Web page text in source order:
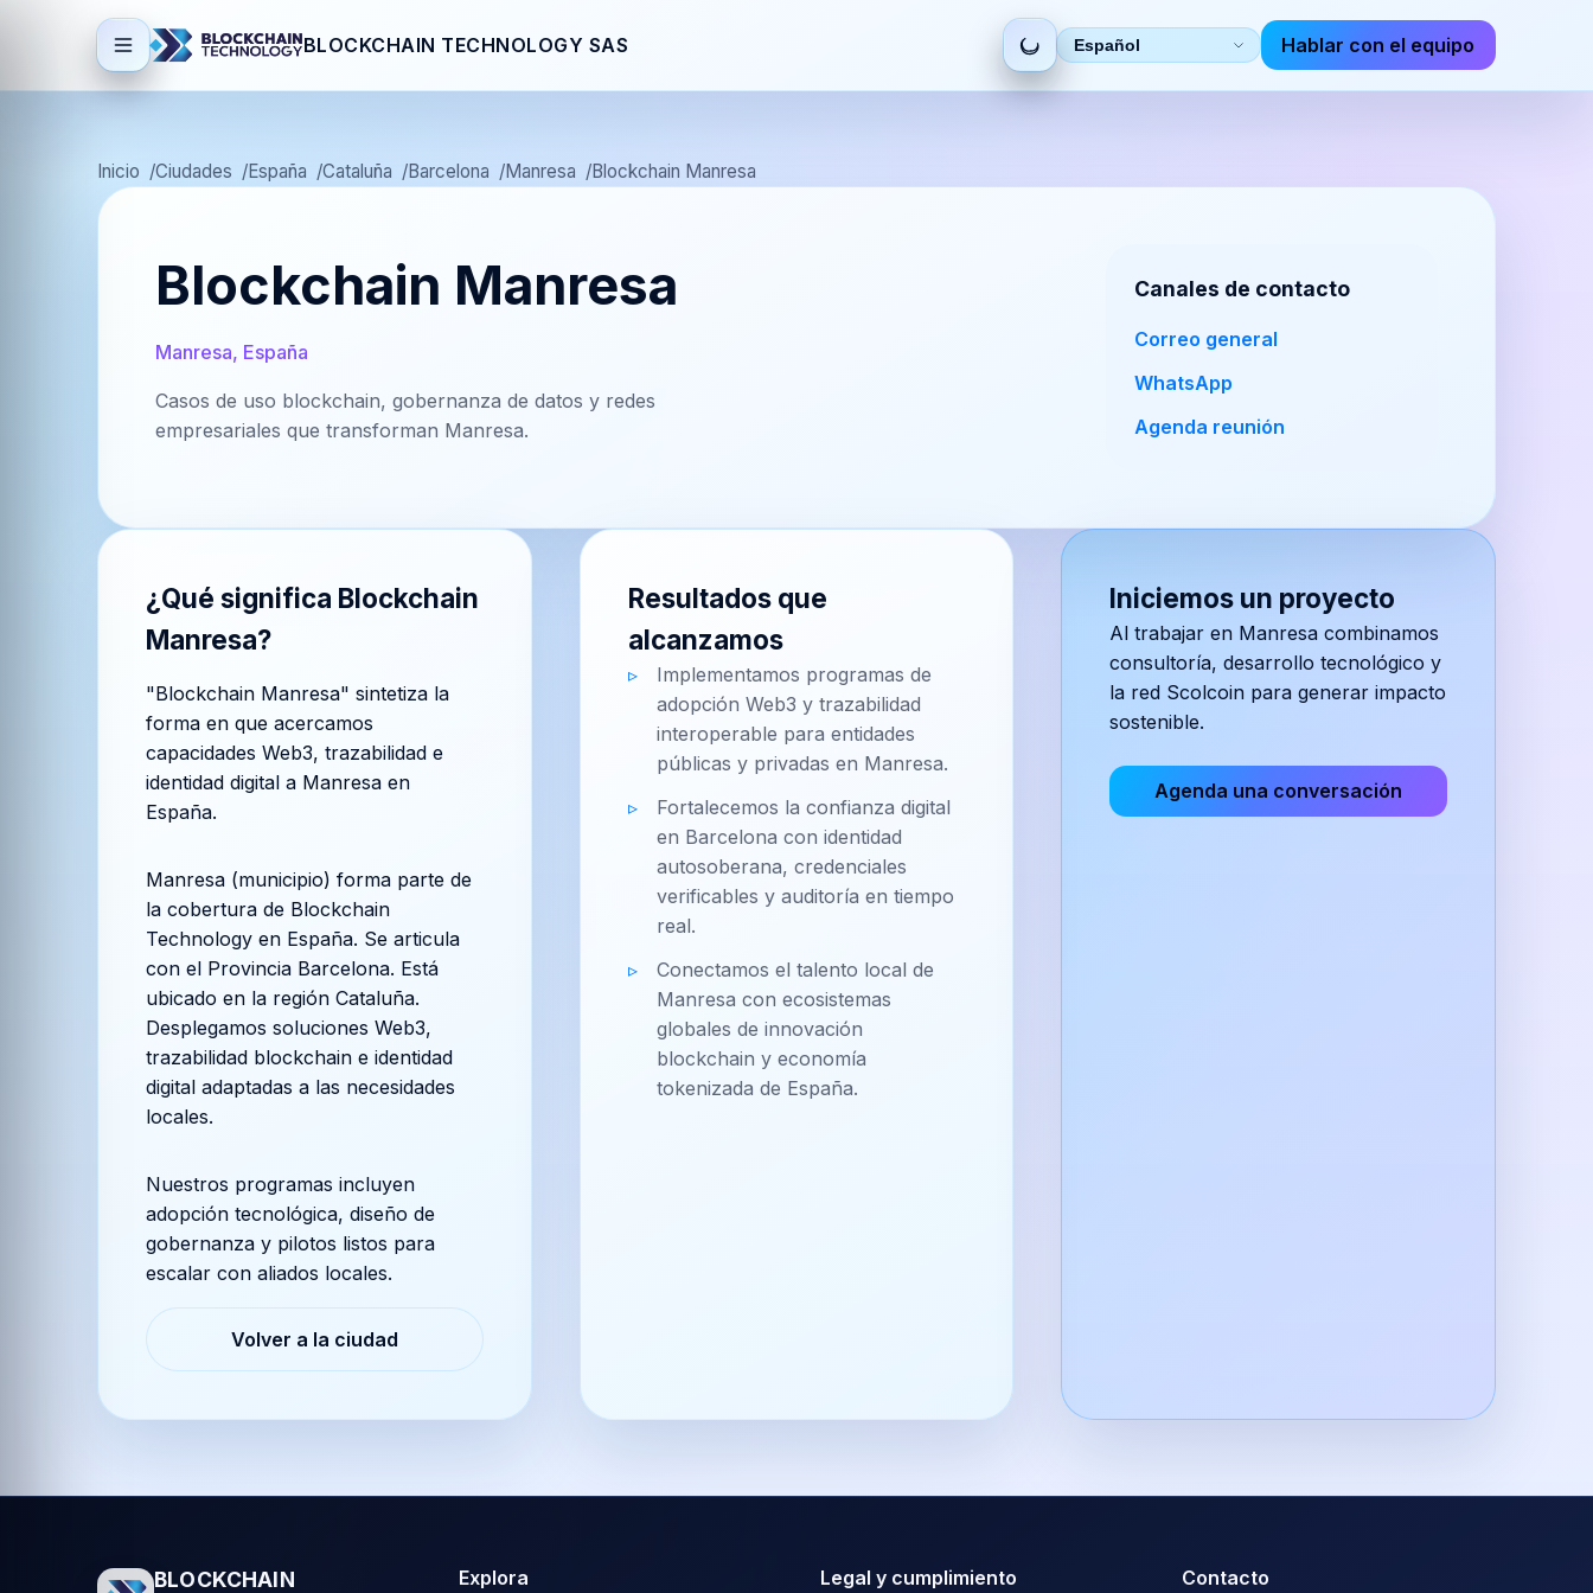
BLOCKCHAIN TECHNOLOGY SAS
Seleccionar
idioma
Hablar con el equipo
Inicio Ciudades España Cataluña Barcelona Manresa Blockchain Manresa
Blockchain Manresa
Manresa, España
Casos de uso blockchain, gobernanza de datos y redes
empresariales que transforman Manresa.
Canales de contacto
Correo general
WhatsApp
Agenda reunión
¿Qué significa Blockchain
Manresa?
"Blockchain Manresa" sintetiza la
forma en que acercamos
capacidades Web3, trazabilidad e
identidad digital a Manresa en
España.
Manresa (municipio) forma parte de
la cobertura de Blockchain
Technology en España. Se articula
con el Provincia Barcelona. Está
ubicado en la región Cataluña.
Desplegamos soluciones Web3,
trazabilidad blockchain e identidad
digital adaptadas a las necesidades
locales.
Nuestros programas incluyen
adopción tecnológica, diseño de
gobernanza y pilotos listos para
escalar con aliados locales.
Volver a la ciudad
Resultados que
alcanzamos
Implementamos programas de
adopción Web3 y trazabilidad
interoperable para entidades
públicas y privadas en Manresa.
Fortalecemos la confianza digital
en Barcelona con identidad
autosoberana, credenciales
verificables y auditoría en tiempo
real.
Conectamos el talento local de
Manresa con ecosistemas
globales de innovación
blockchain y economía
tokenizada de España.
Iniciemos un proyecto
Al trabajar en Manresa combinamos
consultoría, desarrollo tecnológico y
la red Scolcoin para generar impacto
sostenible.
Agenda una conversación
BLOCKCHAIN Explora Legal y cumplimiento Contacto